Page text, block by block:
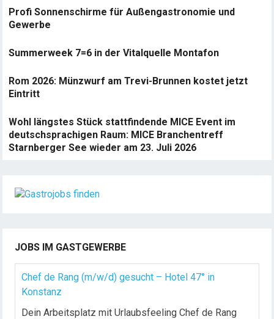
Profi Sonnenschirme für Außengastronomie und
Gewerbe
Summerweek 7=6 in der Vitalquelle Montafon
Rom 2026: Münzwurf am Trevi-Brunnen kostet jetzt
Eintritt
Wohl längstes Stück stattfindende MICE Event im
deutschsprachigen Raum: MICE Branchentreff
Starnberger See wieder am 23. Juli 2026
JOBS IM GASTGEWERBE
Chef de Rang (m/w/d) gesucht – Hotel 47° in
Konstanz
Dein Arbeitsplatz mit Urlaubsfeeling Chef de Rang